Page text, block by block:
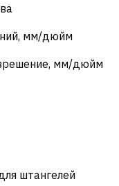
мм/дюйм
мм/дюйм
штангелей